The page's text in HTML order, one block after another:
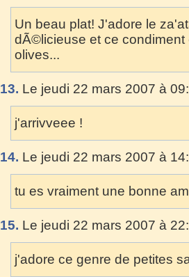
Un beau plat! J'adore le
dÃ©licieuse et ce
olives...
13. Le jeudi 22 mars 2007 à
j'arrivveee !
14. Le jeudi 22 mars 2007 à
tu es vraiment une bonne
15. Le jeudi 22 mars 2007 à
j'adore ce genre de petites